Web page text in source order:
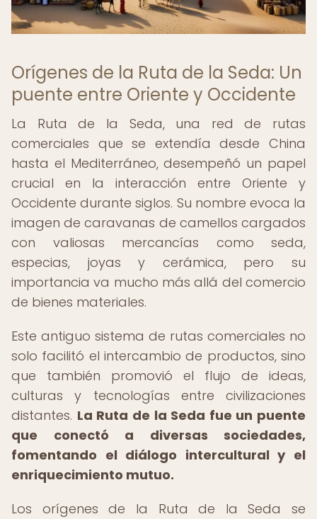
Orígenes de la Ruta de la Seda: Un
puente entre Oriente y Occidente
La Ruta de la Seda, una red de rutas
comerciales que se extendía desde China
hasta el Mediterráneo, desempeñó un papel
crucial en la interacción entre Oriente y
Occidente durante siglos. Su nombre evoca la
imagen de caravanas de camellos cargados
con valiosas mercancías como seda,
especias, joyas y cerámica, pero su
importancia va mucho más allá del comercio
de bienes materiales.
Este antiguo sistema de rutas comerciales no
solo facilitó el intercambio de productos, sino
que también promovió el flujo de ideas,
culturas y tecnologías entre civilizaciones
distantes. La Ruta de la Seda fue un puente
que conectó a diversas sociedades,
fomentando el diálogo intercultural y el
enriquecimiento mutuo.
Los orígenes de la Ruta de la Seda se